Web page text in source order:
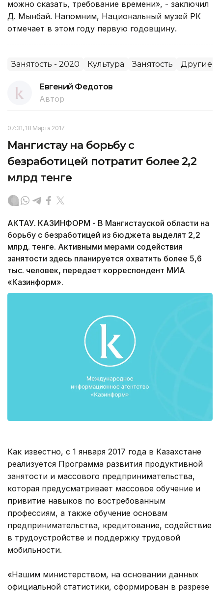
можно сказать, требование времени», - заключил
Д. Мынбай. Напомним, Национальный музей РК
отмечает в этом году первую годовщину.
Занятость - 2020 Культура Занятость Другие
Евгений Федотов
Автор
07:31, 18 Марта 2017
Мангистау на борьбу с
безработицей потратит более 2,2
млрд тенге
АКТАУ. КАЗИНФОРМ - В Мангистауской области на
борьбу с безработицей из бюджета выделят 2,2
млрд. тенге. Активными мерами содействия
занятости здесь планируется охватить более 5,6
тыс. человек, передает корреспондент МИА
«Казинформ».
Как известно, с 1 января 2017 года в Казахстане
реализуется Программа развития продуктивной
занятости и массового предпринимательства,
которая предусматривает массовое обучение и
привитие навыков по востребованным
профессиям, а также обучение основам
предпринимательства, кредитование, содействие
в трудоустройстве и поддержку трудовой
мобильности.
«Нашим министерством, на основании данных
официальной статистики, сформирован в разрезе